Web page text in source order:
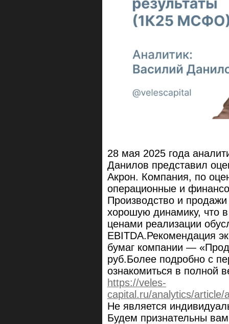
28 мая 2025 года
Данилов представил
Акрон. Компания, по
операционные и
Производство и
хорошую динамику, что
ценами реализации
EBITDA.Рекомендация
бумаг компании —
руб.Более подробно с
ознакомиться в полной
https://veles-
capital.ru/analytics/
Не является
Будем признательны